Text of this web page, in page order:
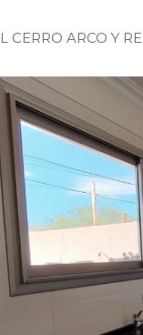
CERRO ARCO Y